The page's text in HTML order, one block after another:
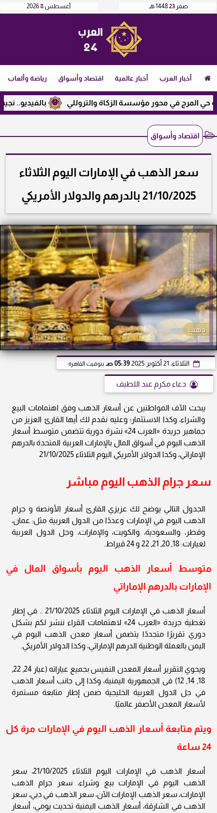
أغسطس8
2026 صفر 231448 هـ
أخبار العرب أخبار عالمية اقتصاد وأسواق رياضة وألعاب
بالفيديو.. نجيب في محور مؤسسة الزكاة والتروللي
اقتصاد وأسواق
سعر الذهب في الإمارات اليوم الثلاثاء
21/10/2025 بالدرهم والدولار الأمريكي
ذهب
الثلاثاء، 21 أكتوبر 2025 05:39 صـ بتوقيت القاهرة
دعاء مكرم عبد اللطيف
يبحث الآف المواطنين عن أسعار الذهب وفق اهتمامات البيع
والشراء، وكذا الاستثمار؛ وعليه نقدم لك أيها القارئ العزيز من
جماهير جريدة «العرب 24» نشرة دورية تتضمن متوسط أسعار
الذهب اليوم في أسواق المال بالإمارات العربية المتحدة بالدرهم
الإماراتي، وكذا الدولار الأمريكي اليوم الثلاثاء 21/10/2025
سعر جرام الذهب اليوم مباشر
الجدول التالي يوضح لك عزيزي القارئ أسعار الأونصة و جرام
الذهب اليوم في الإمارات وعددًا من الدول العربية مثل: عمان،
وقطر، والسعودية، والكويت، والإمارات، وجل الدول العربية
لعيارات: 18, 20, 21, 22 و 24 قيراط.
متوسط أسعار الذهب اليوم بأسواق المال في
الإمارات بالدرهم الإماراتي
أسعار الذهب في الإمارات اليوم الثلاثاء 21/10/2025 .. في إطار
تغطية جريدة «العرب 24» لاهتمامات القراء ننشر لكم بشكل
دوري تقريرًا متجددًا يتضمن أسعار معدن الذهب اليوم في
اليمن بالعملة الوطنية الدرهم الإماراتي، وكذا الدولار الأمريكي.
ويحوي التقرير أسعار المعدن النفيس بجميع عياراته (عيار 24, 22,
18, 14, 12) فى الجمهورية اليمنية، وكذا إلى جانب أسعار الذهب
في جل الدول العربية الخليجية ضمن إطار متابعة مستمرة
لأسعار المعدن الأصفر عالميًا.
ويتم متابعة أسعار الذهب اليوم في الإمارات مرة كل
24 ساعة
أسعار الذهب في الإمارات اليوم الثلاثاء 21/10/2025، سعر
الذهب اليوم في الإمارات بيع وشراء، سعر جرام الذهب
الإمارات، سعر الذهب الإمارات الآن، سعر الذهب في دبي، سعر
الذهب في الشارقة، أسعار الذهب اليمنية تحديث يومي، أسعار